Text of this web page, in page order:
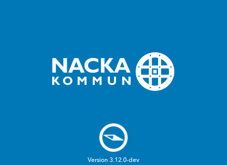
Nacka
kommun
Sidan
laddas
Version 3.12.0-dev